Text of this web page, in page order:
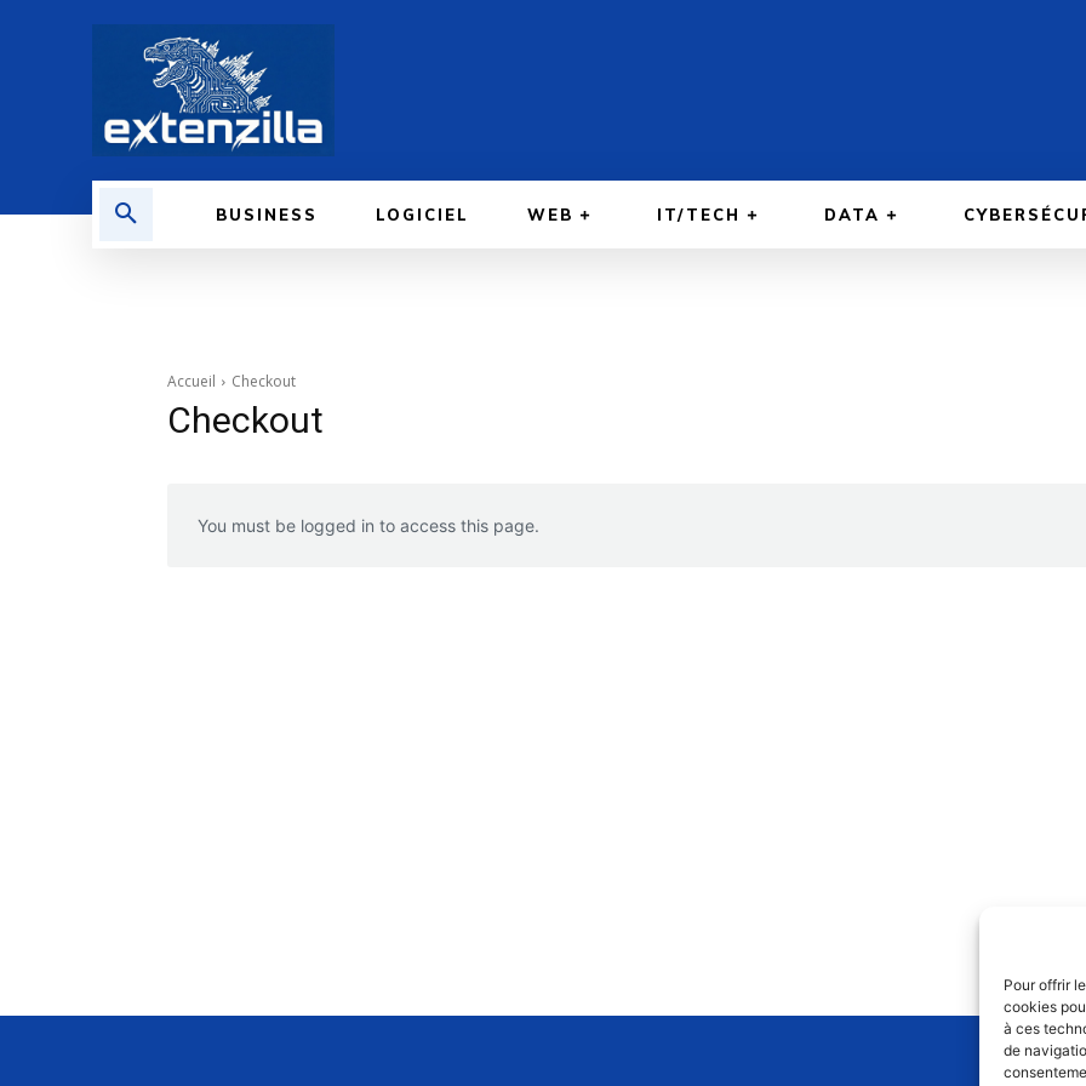
Pour offrir
cookies
à ces
de
BUSINESS LOGICIEL WEB IT/TECH DATA
Accueil Checkout
Checkout
You must be logged in to access this page.